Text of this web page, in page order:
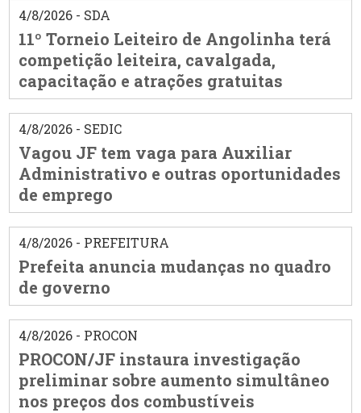
4/8/2026 - SDA
11º Torneio Leiteiro de Angolinha terá
competição leiteira, cavalgada,
capacitação e atrações gratuitas
4/8/2026 - SEDIC
Vagou JF tem vaga para Auxiliar
Administrativo e outras oportunidades
de emprego
4/8/2026 - PREFEITURA
Prefeita anuncia mudanças no quadro
de governo
4/8/2026 - PROCON
PROCON/JF instaura investigação
preliminar sobre aumento simultâneo
nos preços dos combustíveis